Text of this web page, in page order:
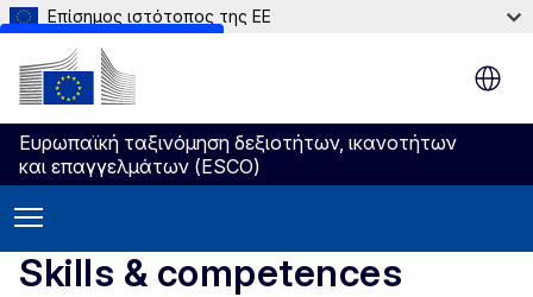
Skip to main content
Επίσημος ιστότοπος της ΕΕ
Ευρωπαϊκή ταξινόμηση δεξιοτήτων, ικανοτήτων
και επαγγελμάτων (ESCO)
Skills & competences